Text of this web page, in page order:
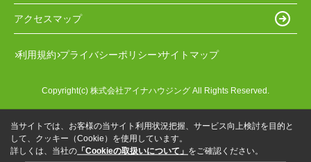
アクセスマップ
利用規約 プライバシーポリシー サイトマップ
Copyright(c) 株式会社アイナハウジング All Rights Reserved.
当サイトでは、お客様の当サイト利用状況把握、サービス向上検討を目的と
して、クッキー（Cookie）を使用しています。
詳しくは、当社の 「Cookieの取扱いについて」 をご確認ください。